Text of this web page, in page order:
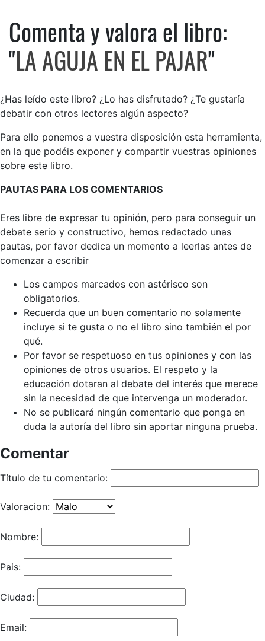
Comenta y valora el libro: LA
Comenta y valora el libro:
"LA AGUJA EN EL PAJAR"
¿Has leído este libro? ¿Lo has disfrutado? ¿Te gustaría
debatir con otros lectores algún aspecto?
Para ello ponemos a vuestra disposición esta herramienta,
en la que podéis exponer y compartir vuestras opiniones
sobre este libro.
PAUTAS PARA LOS COMENTARIOS
Eres libre de expresar tu opinión, pero para conseguir un
debate serio y constructivo, hemos redactado unas
pautas, por favor dedica un momento a leerlas antes de
comenzar a escribir
Los campos marcados con astérisco son
obligatorios.
Recuerda que un buen comentario no solamente
incluye si te gusta o no el libro sino también el por
qué.
Por favor se respetuoso en tus opiniones y con las
opiniones de otros usuarios. El respeto y la
educación dotaran al debate del interés que merece
sin la necesidad de que intervenga un moderador.
No se publicará ningún comentario que ponga en
duda la autoría del libro sin aportar ninguna prueba.
Comentar
Título de tu comentario:
Valoracion:
Nombre:
Pais:
Ciudad:
Email: